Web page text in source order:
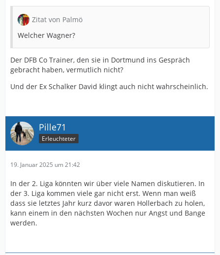
Zitat von Palmö
Welcher Wagner?
Der DFB Co Trainer, den sie in Dortmund ins Gespräch
gebracht haben, vermutlich nicht?
Und der Ex Schalker David klingt auch nicht wahrscheinlich.
Pille71
Erleuchteter
19. Januar 2025 um 21:42
In der 2. Liga könnten wir über viele Namen diskutieren. In
der 3. Liga kommen viele gar nicht erst. Wenn man weiß
dass sie letztes Jahr kurz davor waren Hollerbach zu holen,
kann einem in den nächsten Wochen nur Angst und Bange
werden.